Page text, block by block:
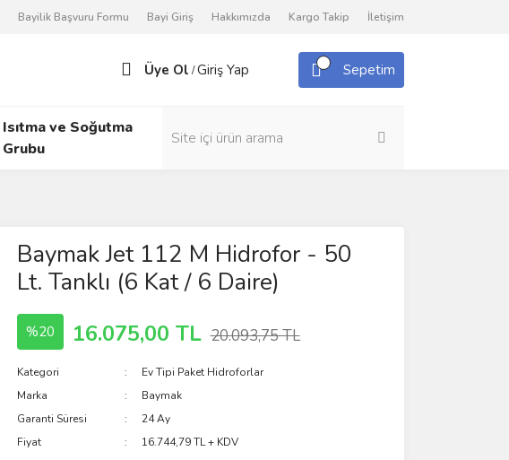
Bayilik Başvuru Formu Bayi Giriş Hakkımızda Kargo Takip İletişim
Üye Ol /Giriş Yap Sepetim
Isıtma ve Soğutma
Grubu
Baymak Jet 112 M Hidrofor - 50
Lt. Tanklı (6 Kat / 6 Daire)
%20 16.075,00 TL 20.093,75 TL
Kategori
Ev Tipi Paket Hidroforlar
Marka
Baymak
Garanti Süresi
24 Ay
Fiyat
16.744,79 TL + KDV